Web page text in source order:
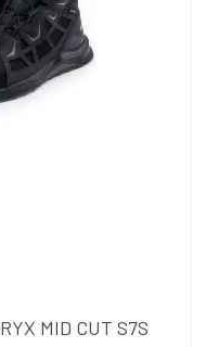
MID CUT S7S